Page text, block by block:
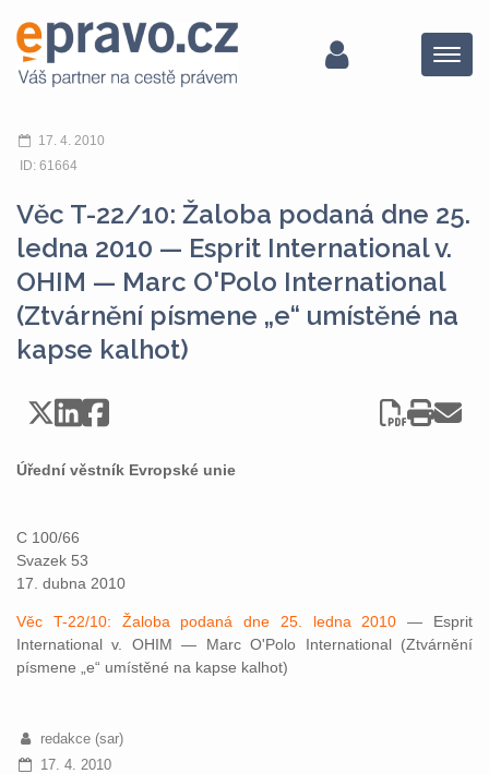
Menu
17. 4. 2010
ID: 61664
Věc T-22/10: Žaloba podaná dne 25.
ledna 2010 — Esprit International v.
OHIM — Marc O'Polo International
(Ztvárnění písmene „e“ umístěné na
kapse kalhot)
Úřední věstník Evropské unie
C 100/66
Svazek 53
17. dubna 2010
Věc T-22/10: Žaloba podaná dne 25. ledna 2010 — Esprit
International v. OHIM — Marc O'Polo International (Ztvárnění
písmene „e“ umístěné na kapse kalhot)
redakce (sar)
17. 4. 2010